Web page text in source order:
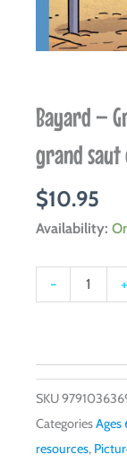
Bayard –
grand saut
$10.95
Availability:
-
Bayard
de
Le
grand
saut
de
+
SKU
CategoriesAges
resources,